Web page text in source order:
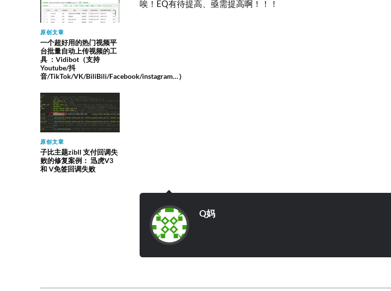
原创文章
一个超好用的热门视频平
台批量自动上传视频的工
具 ：Vidibot（支持
Youtube/抖
音/TikTok/VK/BiliBili/Facebook/instagram…）
原创文章
子比主题zibll 支付回调失
败的修复案例： 迅虎V3
和 V免签回调失败
唉！EQ有待提高、亟需提高啊！！！
Q妈